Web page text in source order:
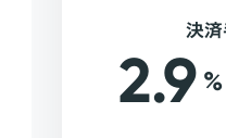
決
2.9 %